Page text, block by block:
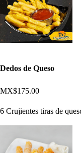
Dedos de Queso
MX$175.00
6 Crujientes tiras de